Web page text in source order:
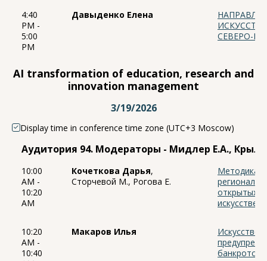
4:40
PM -
5:00
PM
Давыденко Елена
СЕВЕРО-
AI transformation of education, research and
innovation management
3/19/2026
Display time in conference time zone (UTC+3 Moscow)
Аудитория 94. Модераторы - Мидлер Е.А.,
10:00
AM -
10:20
AM
Кочеткова Дарья,
Сторчевой М., Рогова Е.
Методика
открытых
10:20
AM -
10:40
Макаров Илья